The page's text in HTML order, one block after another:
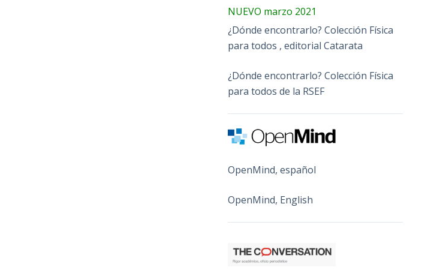
NUEVO marzo 2021
¿Dónde encontrarlo? Colección Física
para todos , editorial Catarata
¿Dónde encontrarlo? Colección Física
para todos de la RSEF
OpenMind, español
OpenMind, English